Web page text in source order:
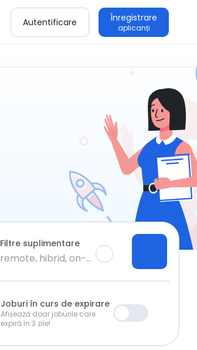
Autentificare Înregistrare
aplicanți
Filtre suplimentare
remote, hibrid, on-site
Joburi în curs de expirare
Afișează doar joburile care
expiră în 3 zile!